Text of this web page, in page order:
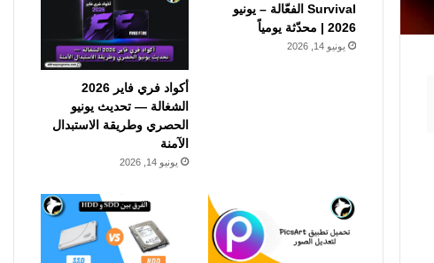
Survival الفعّالة – يونيو
2026 | محدّثة يومياً
يونيو 14, 2026
أكواد فري فاير 2026
الشغالة — تحديث يونيو
الحصري وطريقة الاستبدال
الآمنة
يونيو 14, 2026